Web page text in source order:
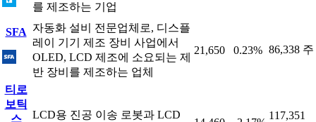
를 제조하는 기업
SFA 자동화 설비 전문업체로, 디스플
레이 기기 제조 장비 사업에서
OLED, LCD 제조에 소요되는 제
반 장비를 제조하는 업체
21,650 0.23% 86,338 주
티로
보틱
스
LCD용 진공 이송 로봇과 LCD
117,351